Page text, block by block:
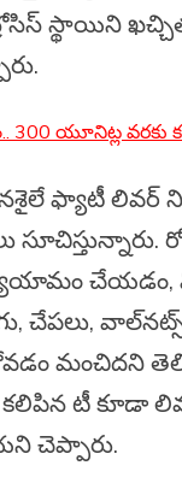
స్థాయిని
300 యూనిట్ల వరకు
ఫ్యాటీ లివర్
చేయడం,
చేపలు,
మంచిదని
కలిపిన టీ కూడా
చెప్పారు.